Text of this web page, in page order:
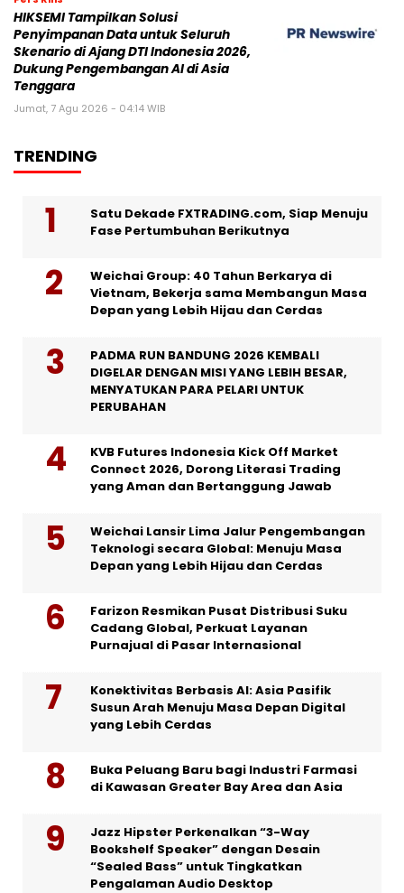
HIKSEMI Tampilkan Solusi
Penyimpanan Data untuk Seluruh
Skenario di Ajang DTI Indonesia 2026,
Dukung Pengembangan AI di Asia
Tenggara
Jumat, 7 Agu 2026 - 04:14 WIB
TRENDING
Satu Dekade FXTRADING.com, Siap Menuju
Fase Pertumbuhan Berikutnya
Weichai Group: 40 Tahun Berkarya di
Vietnam, Bekerja sama Membangun Masa
Depan yang Lebih Hijau dan Cerdas
PADMA RUN BANDUNG 2026 KEMBALI
DIGELAR DENGAN MISI YANG LEBIH BESAR,
MENYATUKAN PARA PELARI UNTUK
PERUBAHAN
KVB Futures Indonesia Kick Off Market
Connect 2026, Dorong Literasi Trading
yang Aman dan Bertanggung Jawab
Weichai Lansir Lima Jalur Pengembangan
Teknologi secara Global: Menuju Masa
Depan yang Lebih Hijau dan Cerdas
Farizon Resmikan Pusat Distribusi Suku
Cadang Global, Perkuat Layanan
Purnajual di Pasar Internasional
Konektivitas Berbasis AI: Asia Pasifik
Susun Arah Menuju Masa Depan Digital
yang Lebih Cerdas
Buka Peluang Baru bagi Industri Farmasi
di Kawasan Greater Bay Area dan Asia
Jazz Hipster Perkenalkan “3-Way
Bookshelf Speaker” dengan Desain
“Sealed Bass” untuk Tingkatkan
Pengalaman Audio Desktop